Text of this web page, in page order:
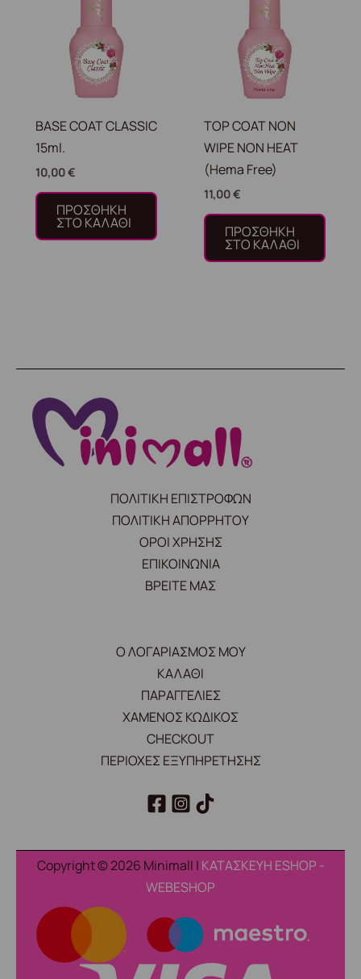
BASE COAT CLASSIC
15ml.
10,00€
ΠΡΟΣΘΉΚΗ
ΣΤΟ ΚΑΛΆΘΙ
TOP COAT NON
WIPE NON HEAT
(Hema Free)
11,00€
ΠΡΟΣΘΉΚΗ
ΣΤΟ ΚΑΛΆΘΙ
ΠΟΛΙΤΙΚΗ ΕΠΙΣΤΡΟΦΩΝ
ΠΟΛΙΤΙΚΗ ΑΠΟΡΡΗΤΟΥ
ΟΡΟΙ ΧΡΗΣΗΣ
ΕΠΙΚΟΙΝΩΝΙΑ
ΒΡΕΙΤΕ ΜΑΣ
Ο ΛΟΓΑΡΙΑΣΜΟΣ ΜΟΥ
ΚΑΛΑΘΙ
ΠΑΡΑΓΓΕΛΙΕΣ
ΧΑΜΕΝΟΣ ΚΩΔΙΚΟΣ
CHECKOUT
ΠΕΡΙΟΧΕΣ ΕΞΥΠΗΡΕΤΗΣΗΣ
Copyright © 2026 Minimall | ΚΑΤΑΣΚΕΥΗ ESHOP -
WEBESHOP